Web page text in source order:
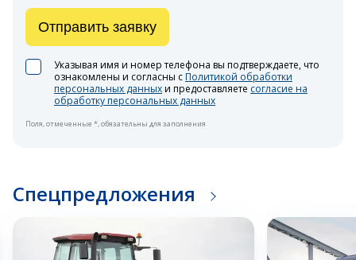
Указывая имя и номер телефона вы подтверждаете, что
ознакомлены и согласны с Политикой обработки
персональных данныхи предоставляете согласие на
обработку персональных данных
Отправить заявку
Поля, отмеченные *, обязательны для заполнения
Спецпредложения